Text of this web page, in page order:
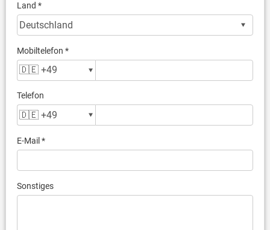
Land *
Mobiltelefon *
Telefon
E-Mail *
Sonstiges